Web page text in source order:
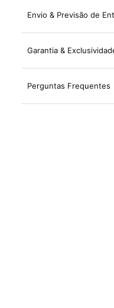
Envio & Previsão de
Garantia &
Perguntas Frequentes